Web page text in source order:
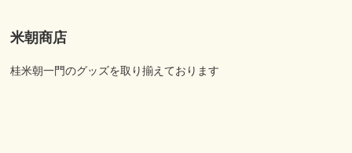
米朝商店
桂米朝一門のグッズを取り揃えております